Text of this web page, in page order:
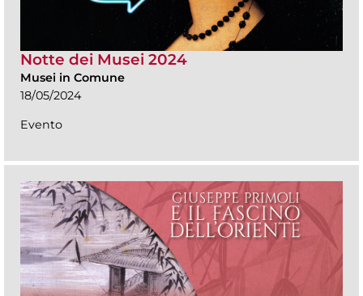
Notte dei Musei 2024
Musei in Comune
18/05/2024
Evento